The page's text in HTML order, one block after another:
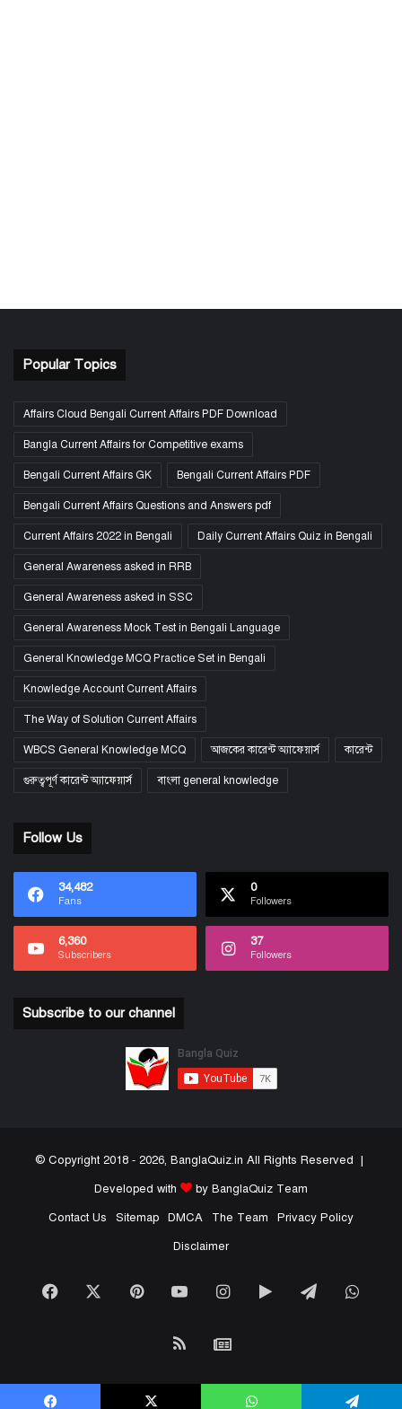
Popular Topics
Affairs Cloud Bengali Current Affairs PDF Download
Bangla Current Affairs for Competitive exams
Bengali Current Affairs GK Bengali Current Affairs PDF
Bengali Current Affairs Questions and Answers pdf
Current Affairs 2022 in Bengali Daily Current Affairs Quiz in Bengali
General Awareness asked in RRB
General Awareness asked in SSC
General Awareness Mock Test in Bengali Language
General Knowledge MCQ Practice Set in Bengali
Knowledge Account Current Affairs
The Way of Solution Current Affairs
WBCS General Knowledge MCQ আজকের কারেন্ট অ্যাফেয়ার্স কারেন্ট
গুরুত্বপূর্ণ কারেন্ট অ্যাফেয়ার্স বাংলা general knowledge
Follow Us
34,482
Fans
0
Followers
6,360
Subscribers
37
Followers
Subscribe to our channel
© Copyright 2018 - 2026, BanglaQuiz.in All Rights Reserved |
Developed with
by BanglaQuiz Team
Contact Us
Sitemap DMCA The Team
Privacy Policy
Disclaimer
Facebook PinterestYouTubeInstagram
GoogleTelegram
RSS Google
News